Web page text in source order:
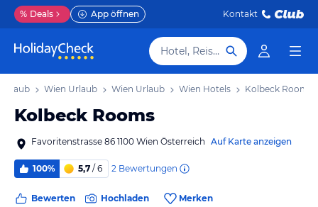
% Deals App öffnen Kontakt
Hotel, Reiseziel
Wien Urlaub Wien Urlaub Wien Hotels Kolbeck Rooms
Kolbeck Rooms
Favoritenstrasse 86 1100 Wien Österreich Auf Karte anzeigen
100% 5,7 / 6 2 Bewertungen
Bewerten Hochladen Merken